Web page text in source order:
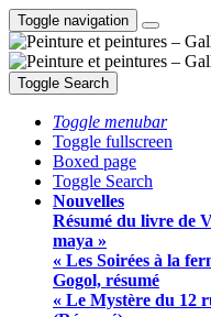
Toggle navigation
Toggle Search
Toggle menubar
Toggle fullscreen
Boxed page
Toggle Search
Nouvelles
Résumé du livre de
maya »
« Les Soirées à la
Gogol, résumé
« Le Mystère du 12